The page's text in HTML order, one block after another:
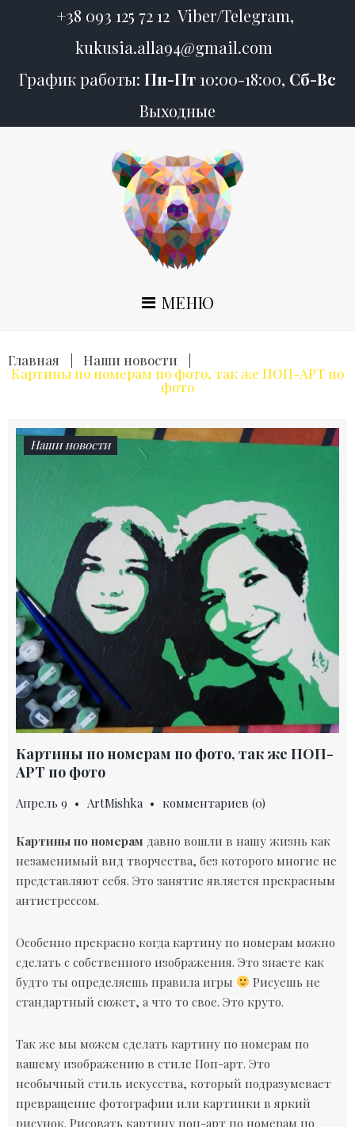
c
+38 093 125 72 12 Viber/Telegram,
kukusia.alla94@gmail.com
График работы: Пн-Пт10:00-18:00, Сб-Вс
Выходные
МЕНЮ
Главная Наши новости
Картины по номерам по фото, так же ПОП-АРТ по
фото
Наши новости
Картины по номерам по фото, так же ПОП-
АРТ по фото
Апрель 9 ArtMishka комментариев (0)
Картины по номерам давно вошли в нашу жизнь как
незаменимый вид творчества, без которого многие не
представляют себя. Это занятие является прекрасным
антистрессом.
Особенно прекрасно когда картину по номерам можно
сделать с собственного изображения. Это знаете как
будто ты определяешь правила игры
Рисуешь не
стандартный сюжет, а что то свое. Это круто.
Так же мы можем сделать картину по номерам по
вашему изображению в стиле Поп-арт. Это
необычный стиль искусства, который подразумевает
превращение фотографии или картинки в яркий
рисунок. Рисовать картину поп-арт по номерам по